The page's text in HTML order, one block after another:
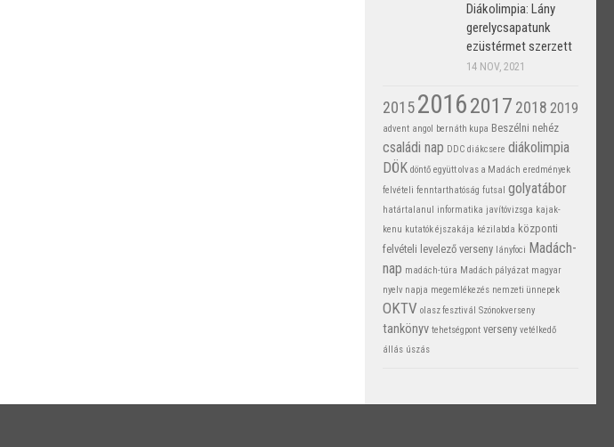
Diákolimpia: Lány
gerelycsapatunk
ezüstérmet szerzett
14 NOV, 2021
201520162017 2018 2019
advent angol bernáth kupa Beszélni nehéz
családi nap DDC diákcsere diákolimpia
DÖK döntő együtt olvas a Madách eredmények
felvételi fenntarthatóság futsal golyatábor
határtalanul informatika javítóvizsga kajak-
kenu kutatók éjszakája kézilabda központi
felvételi levelező verseny lányfoci Madách-
nap madách-túra Madách pályázat magyar
nyelv napja megemlékezés nemzeti ünnepek
OKTV olasz fesztivál Szónokverseny
tankönyv tehetségpont verseny vetélkedő
állás úszás